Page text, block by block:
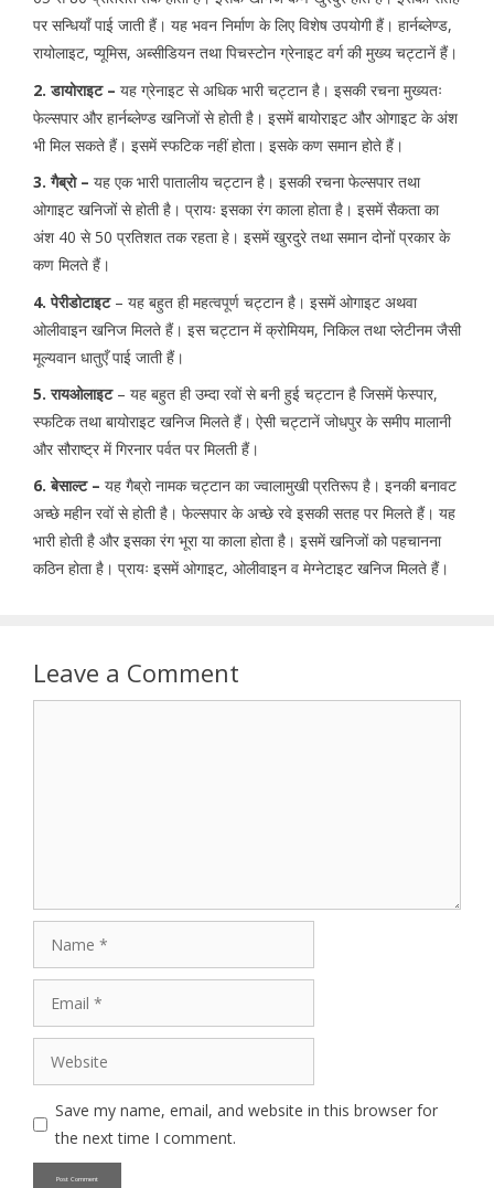
पर सन्धियाँ पाई जाती हैं। यह भवन निर्माण के लिए विशेष उपयोगी हैं। हार्नब्लेण्ड,
रायोलाइट, प्यूमिस, अब्सीडियन तथा पिचस्टोन ग्रेनाइट वर्ग की मुख्य चट्टानें हैं।
2. डायोराइट – यह ग्रेनाइट से अधिक भारी चट्टान है। इसकी रचना मुख्यतः
फेल्सपार और हार्नब्लेण्ड खनिजों से होती है। इसमें बायोराइट और ओगाइट के अंश
भी मिल सकते हैं। इसमें स्फटिक नहीं होता। इसके कण समान होते हैं।
3. गैब्रो – यह एक भारी पातालीय चट्टान है। इसकी रचना फेल्सपार तथा
ओगाइट खनिजों से होती है। प्रायः इसका रंग काला होता है। इसमें सैकता का
अंश 40 से 50 प्रतिशत तक रहता हे। इसमें खुरदुरे तथा समान दोनों प्रकार के
कण मिलते हैं।
4. पेरीडोटाइट– यह बहुत ही महत्वपूर्ण चट्टान है। इसमें ओगाइट अथवा
ओलीवाइन खनिज मिलते हैं। इस चट्टान में क्रोमियम, निकिल तथा प्लेटीनम जैसी
मूल्यवान धातुएँ पाई जाती हैं।
5. रायओलाइट– यह बहुत ही उम्दा रवों से बनी हुई चट्टान है जिसमें फेस्पार,
स्फटिक तथा बायोराइट खनिज मिलते हैं। ऐसी चट्टानें जोधपुर के समीप मालानी
और सौराष्ट्र में गिरनार पर्वत पर मिलती हैं।
6. बेसाल्ट – यह गैब्रो नामक चट्टान का ज्वालामुखी प्रतिरूप है। इनकी बनावट
अच्छे महीन रवों से होती है। फेल्सपार के अच्छे रवे इसकी सतह पर मिलते हैं। यह
भारी होती है और इसका रंग भूरा या काला होता है। इसमें खनिजों को पहचानना
कठिन होता है। प्रायः इसमें ओगाइट, ओलीवाइन व मेग्नेटाइट खनिज मिलते हैं।
Leave a Comment
Website
Save my name, email, and website in this browser for
the next time I comment.